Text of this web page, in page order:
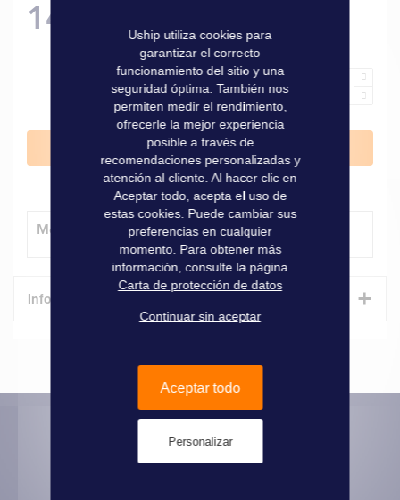
14,80 €
Añadir al carrito
Método de entrega
Informaciones técnicas +
Marque Pivotion
Informaciones prácticas
Uship utiliza cookies para
garantizar el correcto
funcionamiento del sitio y una
seguridad óptima. También nos
permiten medir el rendimiento,
ofrecerle la mejor experiencia
posible a través de
recomendaciones personalizadas y
atención al cliente. Al hacer clic en
Aceptar todo, acepta el uso de
estas cookies. Puede cambiar sus
preferencias en cualquier
momento. Para obtener más
información, consulte la página
Carta de protección de datos
Continuar sin aceptar
Aceptar todo
Personalizar